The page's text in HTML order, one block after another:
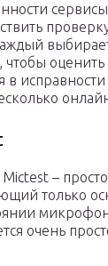
оценить
в
–
только
очень